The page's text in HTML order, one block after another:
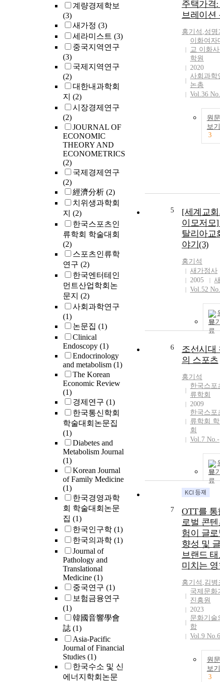
계량경제학보
(3)
새가정 (3)
세라미스트 (3)
중국지역연구
(3)
국제지역연구
(2)
대한내과학회
지 (2)
시장경제연구
(2)
JOURNAL OF
ECONOMIC
THEORY AND
ECONOMETRICS
(2)
국제경제연구
(2)
經濟分析 (2)
치위생과학회
지 (2)
한국스포츠인
류학회 학술대회
(2)
스포츠인류학
연구 (2)
한국엔터테인
먼트산업학회논
문지 (2)
사회과학연구
(1)
논문집 (1)
Clinical
Endoscopy (1)
Endocrinology
and metabolism (1)
The Korean
Economic Review
(1)
경제연구 (1)
한국통신학회
학술대회논문집
(1)
Diabetes and
Metabolism Journal
(1)
Korean Journal
of Family Medicine
(1)
한국경영과학
회 학술대회논문
집 (1)
한국인구학 (1)
한국의과학 (1)
Journal of
Pathology and
Translational
Medicine (1)
중국연구 (1)
보험금융연구
(1)
韓國音響學會
誌 (1)
Asia-Pacific
Journal of Financial
Studies (1)
한국수소 및 신
에너지학회논문
주택가격
브레이션
홍기석 ,성명
이화여자
교 이화
학원
2020
사회과학
논총
Vol.36
원문
보기
3
5
[세계교
이모저모
탈리아교
야기(3)
홍기석
새가정사
2005
Vol.52
보
6
조선시대
의 스포츠
홍기석
한국스포
류학회
2009
한국스포
류학회
회
Vol.7 No.-
보
7
OTT를 통
로벌 콘
험이 글
향성 및
브랜드
미치는
홍기석 ,김병
국제문화
진흥원
2023
문화기술
합
Vol.9 No.6
원문
보기
3